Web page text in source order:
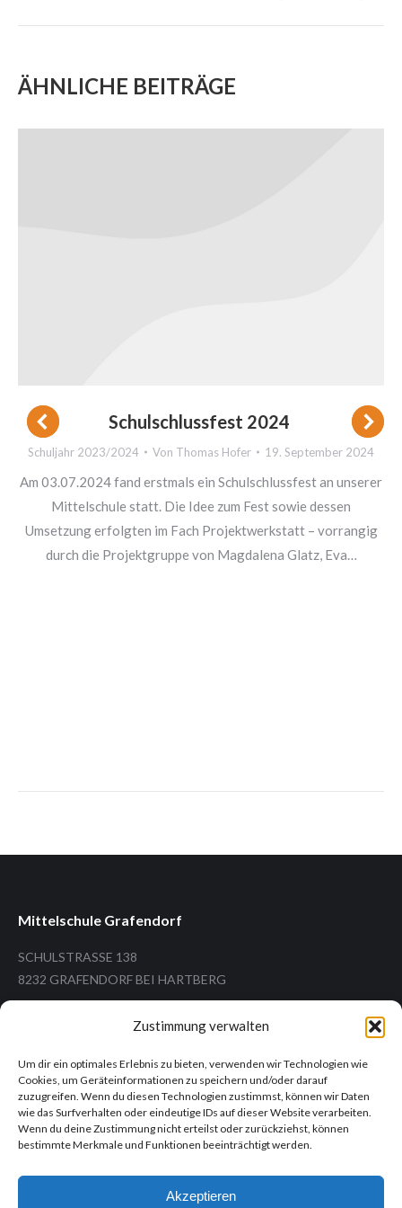
Zustimmung verwalten
Um dir ein optimales Erlebnis zu bieten, verwenden wir Technologien wie
Cookies, um Geräteinformationen zu speichern und/oder darauf
zuzugreifen. Wenn du diesen Technologien zustimmst, können wir Daten
wie das Surfverhalten oder eindeutige IDs auf dieser Website verarbeiten.
Wenn du deine Zustimmung nicht erteilst oder zurückziehst, können
bestimmte Merkmale und Funktionen beeinträchtigt werden.
Akzeptieren
ÄHNLICHE BEITRÄGE
Schulschlussfest 2024
Schuljahr 2023/2024 Von Thomas Hofer 19. September 2024
Am 03.07.2024 fand erstmals ein Schulschlussfest an unserer
Mittelschule statt. Die Idee zum Fest sowie dessen
Umsetzung erfolgten im Fach Projektwerkstatt – vorrangig
durch die Projektgruppe von Magdalena Glatz, Eva…
Mittelschule Grafendorf
SCHULSTRASSE 138
8232 GRAFENDORF BEI HARTBERG
Tel.: +43 (3338) 26 12
Mail: ms.grafendorf@ms-grafendorf.at